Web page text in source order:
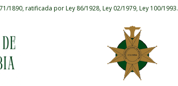
1890, ratificada por Ley 86/1928, Ley 02/1979, Ley 100/1993.